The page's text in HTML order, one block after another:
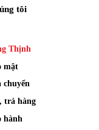
tôi
Thịnh
mật
chuyển
trả hàng
hành